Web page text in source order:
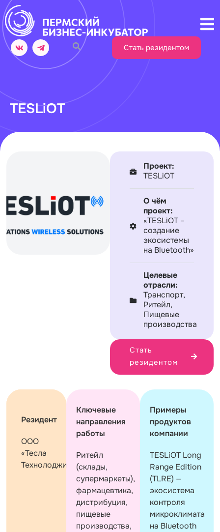
Стать резидентом
TESLiOT
Проект:
TESLiOT
О чём
проект:
«TESLiOT –
создание
экосистемы
на Bluetooth»
Целевые
отрасли:
Транспорт,
Ритейл,
Пищевые
производства
Стать
резидентом
Резидент
ООО
«Тесла
Технолоджи»
Ключевые
направления
работы
Ритейл
(склады,
супермаркеты),
фармацевтика,
дистрибуция,
пищевые
производства,
Примеры
продуктов
компании
TESLiOT Long
Range Edition
(TLRE) —
экосистема
контроля
микроклимата
на Bluetooth